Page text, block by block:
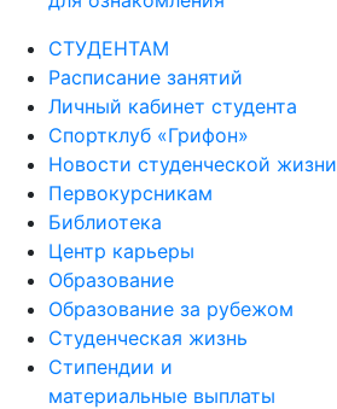
СТУДЕНТАМ
Расписание занятий
Личный кабинет студента
Спортклуб «Грифон»
Новости студенческой жизни
Первокурсникам
Библиотека
Центр карьеры
Образование
Образование за рубежом
Студенческая жизнь
Стипендии и
материальные выплаты